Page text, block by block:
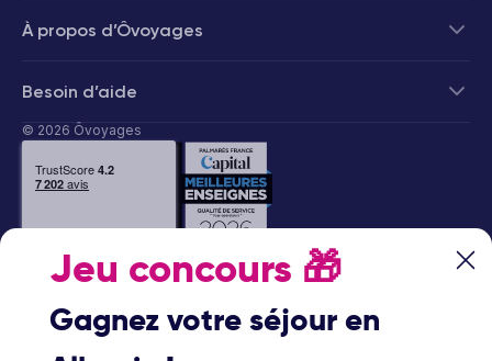
À propos d’Ôvoyages
Besoin d’aide
© 2026 Ôvoyages
Jeu concours 🎁
Gagnez votre séjour en